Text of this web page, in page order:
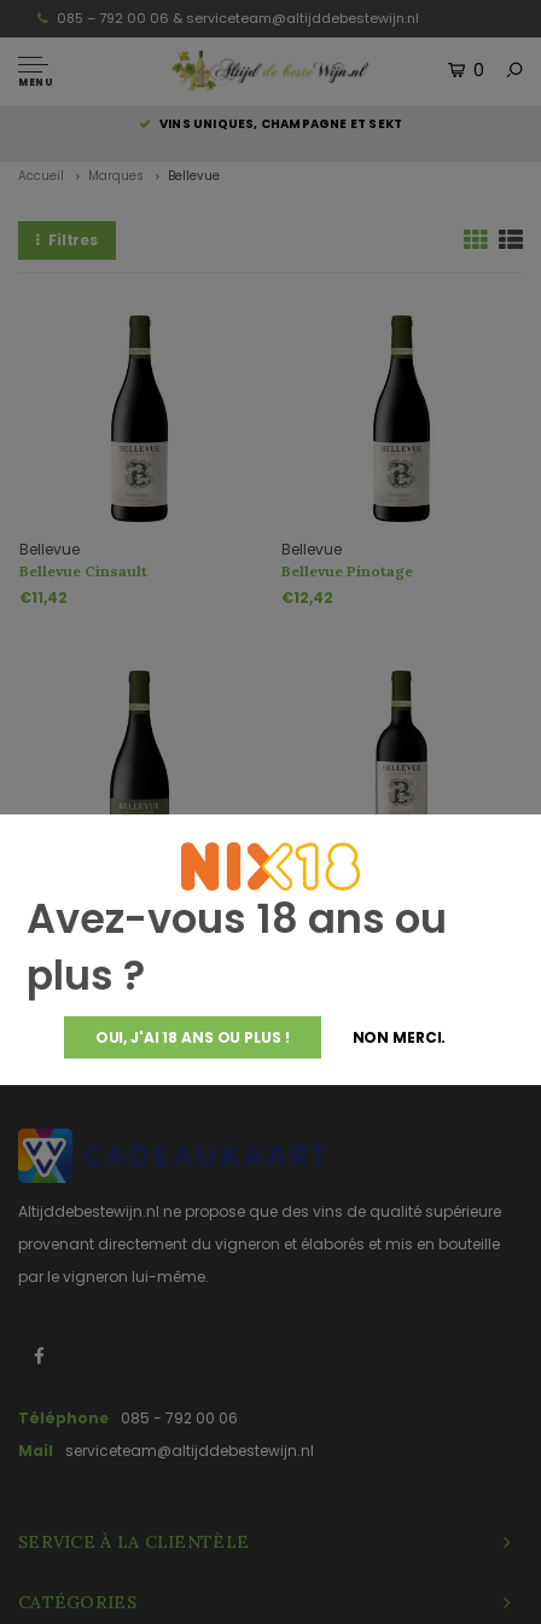
085 – 792 00 06 & serviceteam@altijddebestewijn.nl
MENU
0
VINS UNIQUES, CHAMPAGNE ET SEKT
Avez-vous 18 ans ou
plus ?
OUI, J'AI 18 ANS OU PLUS ! NON MERCI.
Accueil Marques Bellevue
Filtres
Bellevue
Bellevue Cinsault
€11,42
Bellevue
Bellevue Pinotage
€12,42
Bellevue
Bellevue Reserve Pinotage
Bellevue
Bellevue Atticus
Altijddebestewijn.nl ne propose que des vins de qualité supérieure
provenant directement du vigneron et élaborés et mis en bouteille
par le vigneron lui-même.
Téléphone
085 - 792 00 06
Mail
serviceteam@altijddebestewijn.nl
SERVICE À LA CLIENTÈLE
CATÉGORIES